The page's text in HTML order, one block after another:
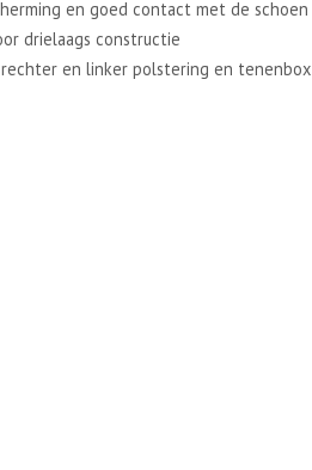
en goed contact met de schoen
drielaags constructie
en linker polstering en tenenbox